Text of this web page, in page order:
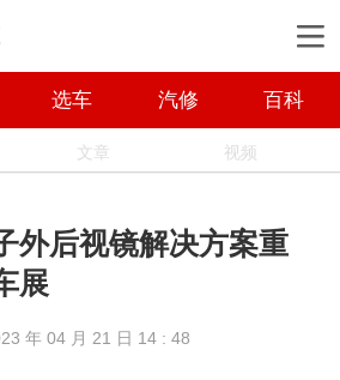
选车 汽修 百科
文章 视频
外后视镜解决方案重
展
年 04 月 21 日 14 : 48